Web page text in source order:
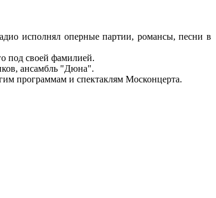
исполнял оперные партии, романсы, песни в
под своей фамилией.
ансамбль "Дюна".
программам и спектаклям Москонцерта.